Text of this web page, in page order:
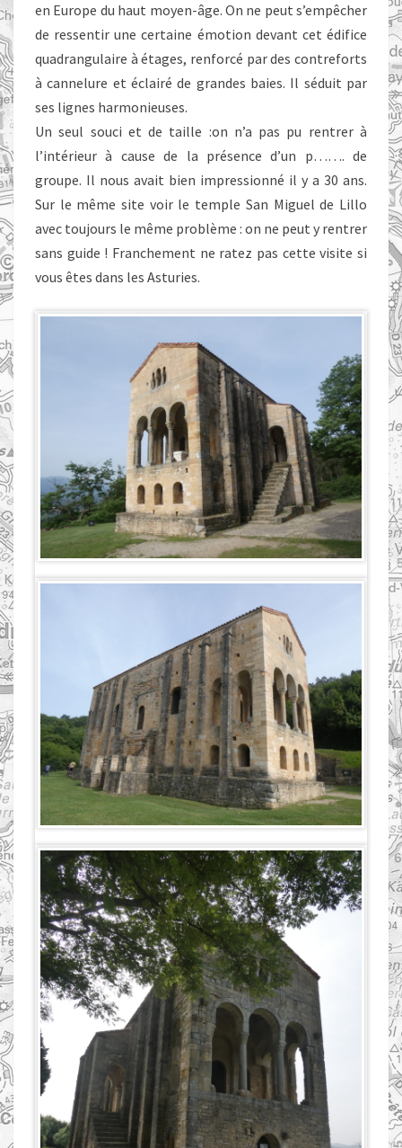
en Europe du haut moyen-âge. On ne peut s’empêcher
de ressentir une certaine émotion devant cet édifice
quadrangulaire à étages, renforcé par des contreforts
à cannelure et éclairé de grandes baies. Il séduit par
ses lignes harmonieuses.
Un seul souci et de taille :on n’a pas pu rentrer à
l’intérieur à cause de la présence d’un p……. de
groupe. Il nous avait bien impressionné il y a 30 ans.
Sur le même site voir le temple San Miguel de Lillo
avec toujours le même problème : on ne peut y rentrer
sans guide ! Franchement ne ratez pas cette visite si
vous êtes dans les Asturies.